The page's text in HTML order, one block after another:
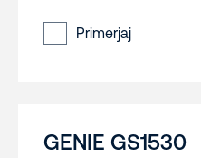
Primerjaj
GENIE GS1530